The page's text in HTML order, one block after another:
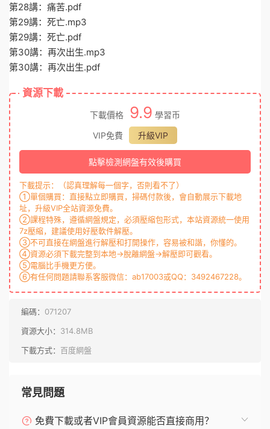
第28講：痛苦.pdf
第29講：死亡.mp3
第29講：死亡.pdf
第30講：再次出生.mp3
第30講：再次出生.pdf
資源下載
下載價格 9.9 學習币
VIP免費
升級VIP
點擊檢測網盤有效後購買
下載提示：（認真理解每一個字，否則看不了）
①單個購買：直接點立即購買，掃碼付款後，會自動展示下載地
址，升級VIP全站資源免費。
②課程特殊，遵循網盤規定，必須壓縮包形式，本站資源統一使用
7z壓縮，建議使用好壓軟件解壓。
③不可直接在網盤進行解壓和打開操作，容易被和諧，你懂的。
④資源必須下載完整到本地→脫離網盤→解壓即可觀看。
⑤電腦比手機更方便。
⑥有任何問題請聯系客服微信：ab17003或QQ：3492467228。
編碼： 071207
資源大小： 314.8MB
下載方式： 百度網盤
常見問題
免費下載或者VIP會員資源能否直接商用？